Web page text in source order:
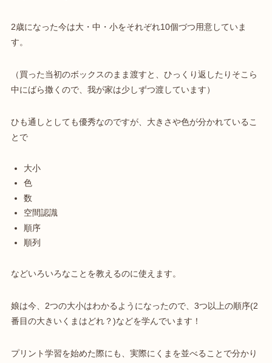
2歳になった今は大・中・小をそれぞれ10個づつ用意していま
す。
（買った当初のボックスのまま渡すと、ひっくり返したりそこら
中にばら撒くので、我が家は少しずつ渡しています）
ひも通しとしても優秀なのですが、大きさや色が分かれているこ
とで
大小
色
数
空間認識
順序
順列
などいろいろなことを教えるのに使えます。
娘は今、2つの大小はわかるようになったので、3つ以上の順序(2
番目の大きいくまはどれ？)などを学んでいます！
プリント学習を始めた際にも、実際にくまを並べることで分かり